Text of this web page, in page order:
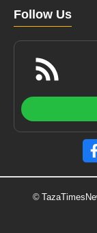
Follow Us
©